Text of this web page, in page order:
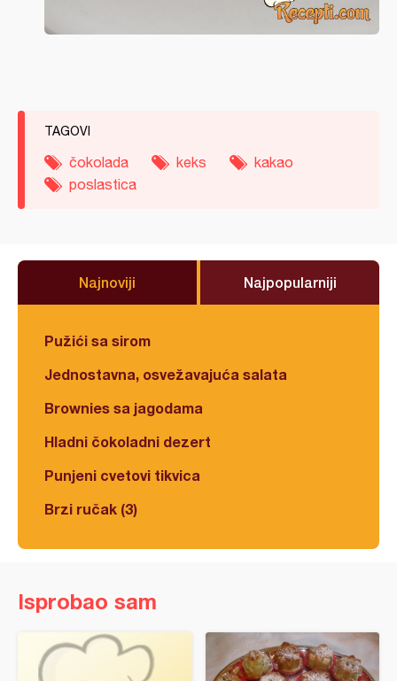
TAGOVI
čokolada keks
kakao
poslastica
Najnoviji Najpopularniji
Pužići sa sirom
Jednostavna, osvežavajuća salata
Brownies sa jagodama
Hladni čokoladni dezert
Punjeni cvetovi tikvica
Brzi ručak (3)
Isprobao sam